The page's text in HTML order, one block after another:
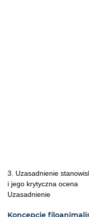
3. Uzasadnienie
i jego krytyczna ocena
Uzasadnienie
Koncepcje